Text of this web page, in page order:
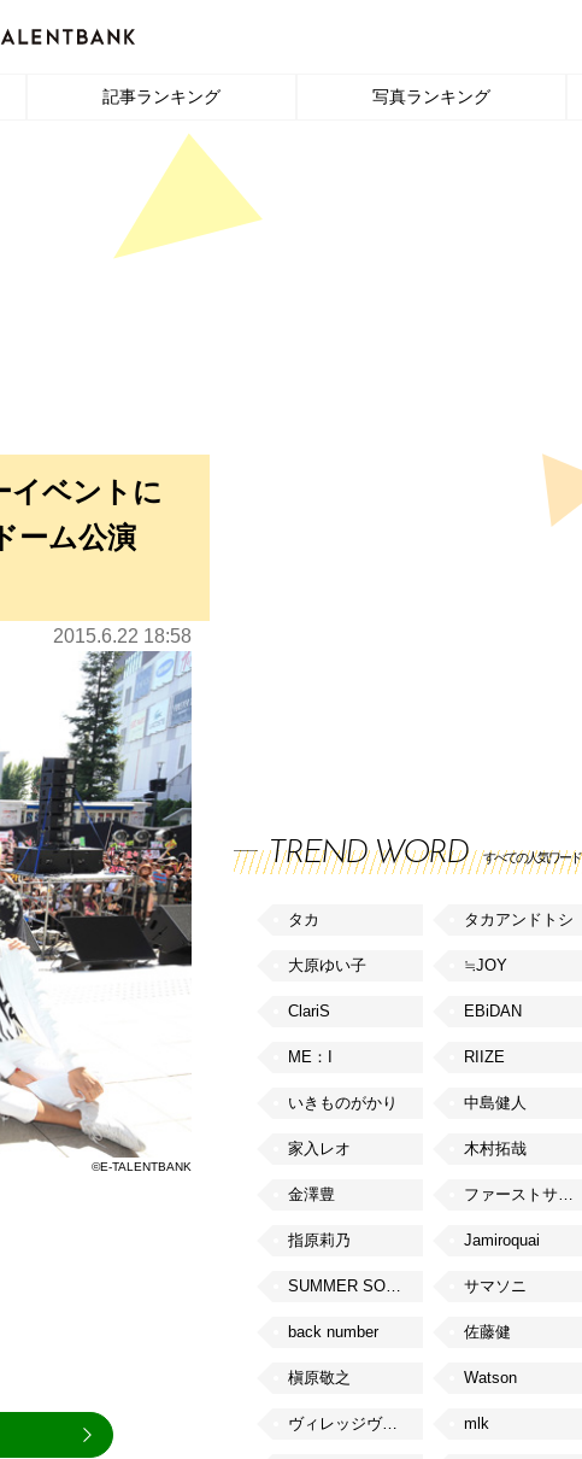
記事ランキング 写真ランキング
イベントに
ーム公演
2015.6.22 18:58
©E-TALENTBANK
TREND WORD すべての人気ワード
タカ タカアンドトシ
大原ゆい子 ≒JOY
ClariS EBiDAN
ME：I RIIZE
いきものがかり 中島健人
家入レオ 木村拓哉
金澤豊 ファーストサマーウイカ
指原莉乃 Jamiroquai
SUMMER SONIC サマソニ
back number 佐藤健
槇原敬之 Watson
ヴィレッジヴァンガード mlk